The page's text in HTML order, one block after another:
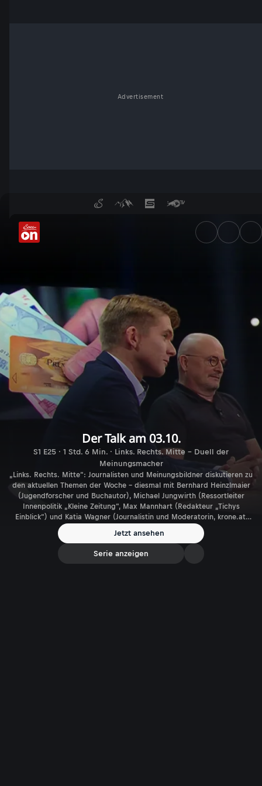
Advertisement
Der Talk am 03.10. -
Der Talk am 03.10.
S1 E25 · 1 Std. 6 Min. · Links. Rechts. Mitte - Duell der
Meinungsmacher
„Links. Rechts. Mitte“: Journalisten und Meinungsbildner diskutieren zu
den aktuellen Themen der Woche – diesmal mit Bernhard Heinzlmaier
(Jugendforscher und Buchautor), Michael Jungwirth (Ressortleiter
Innenpolitik „Kleine Zeitung“, Max Mannhart (Redakteur „Tichys
Einblick“) und Katia Wagner (Journalistin und Moderatorin, krone.at,
krone.tv). Moderation: Katrin Prähauser
Jetzt ansehen
Serie anzeigen